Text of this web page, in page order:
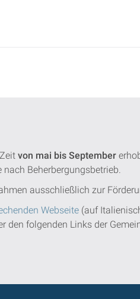
von mai bis September
Beherbergungsbetrieb.
ausschließlich zur
Webseite (auf
den folgenden Links der